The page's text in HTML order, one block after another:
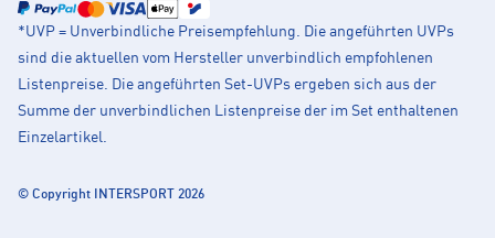
*UVP = Unverbindliche Preisempfehlung. Die angeführten UVPs
sind die aktuellen vom Hersteller unverbindlich empfohlenen
Listenpreise. Die angeführten Set-UVPs ergeben sich aus der
Summe der unverbindlichen Listenpreise der im Set enthaltenen
Einzelartikel.
© Copyright INTERSPORT 2026